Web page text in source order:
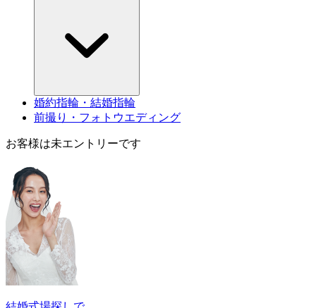
婚約指輪・結婚指輪
前撮り・フォトウエディング
お客様は未エントリーです